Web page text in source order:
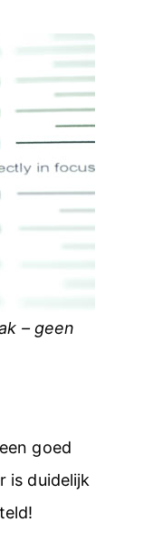
– geen
goed
is duidelijk